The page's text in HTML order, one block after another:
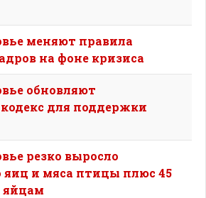
меняют правила
на фоне кризиса
обновляют
для поддержки
резко выросло
яиц и мяса птицы плюс 45
яйцам